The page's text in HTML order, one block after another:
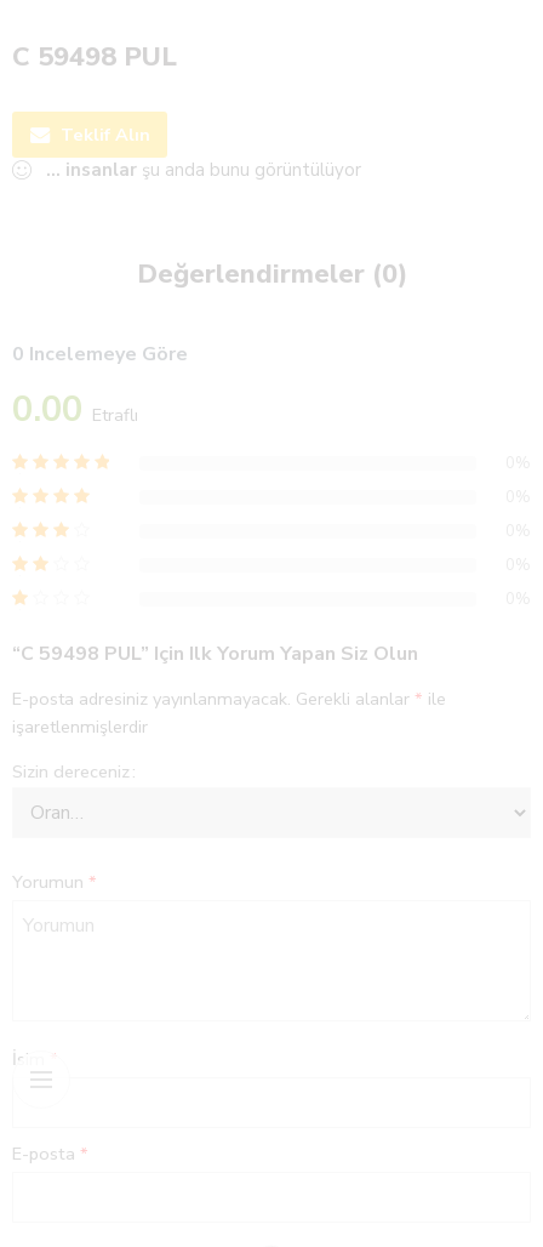
C 59498 PUL
Teklif Alın
... insanlar şu anda bunu görüntülüyor
Değerlendirmeler (0)
0 Incelemeye Göre
0.00 Etraflı
“C 59498 PUL” Için Ilk Yorum Yapan Siz Olun
E-posta adresiniz yayınlanmayacak. Gerekli alanlar * ile
işaretlenmişlerdir
Sizin dereceniz
Yorumun *
İsim *
E-posta *